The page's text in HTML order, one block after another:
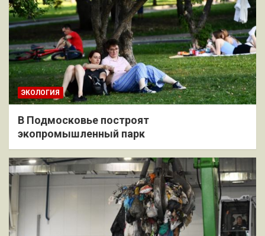
ЭКОЛОГИЯ
В Подмосковье построят
экопромышленный парк